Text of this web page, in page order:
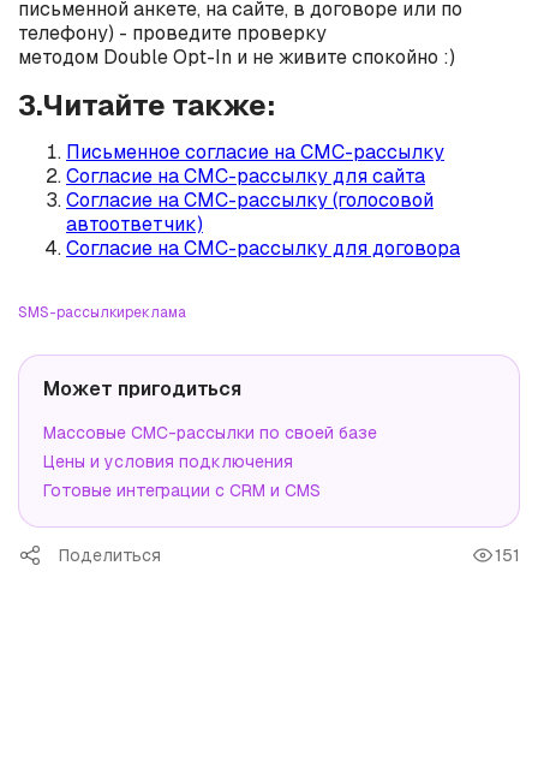
письменной анкете, на сайте, в договоре или по
телефону) - проведите проверку
методом Double Opt-In и не живите спокойно :)
3.Читайте также:
Письменное согласие на СМС-рассылку
Согласие на СМС-рассылку для сайта
Согласие на СМС-рассылку (голосовой
автоответчик)
Согласие на СМС-рассылку для договора
SMS-рассылкиреклама
Может пригодиться
Массовые СМС-рассылки по своей базе
Цены и условия подключения
Готовые интеграции с CRM и CMS
Поделиться 151